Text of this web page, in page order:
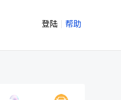
登陆 帮助